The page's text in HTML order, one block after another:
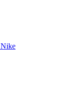
Nike